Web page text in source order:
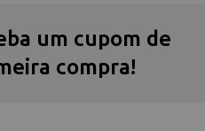
um cupom de
compra!